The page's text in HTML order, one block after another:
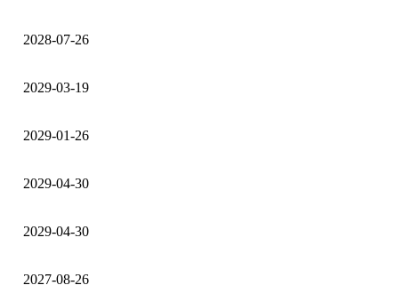
2028‑07‑26
2029‑03‑19
2029‑01‑26
2029‑04‑30
2029‑04‑30
2027‑08‑26